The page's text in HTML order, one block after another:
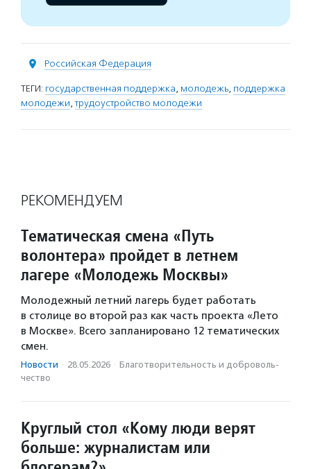
Российская Федерация
ТЕГИ: государственная поддержка, молодежь, поддержка
молодежи,трудоустройство молодежи
РЕКОМЕНДУЕМ
Тематическая смена «Путь
волонтера» пройдет в летнем
лагере «Молодежь Москвы»
Молодежный летний лагерь будет работать
в столице во второй раз как часть проекта «Лето
в Москве». Всего запланировано 12 тематических
смен.
Новости · 28.05.2026 · Благотвори­тель­ность и доброволь­
чест­во
Круглый стол «Кому люди верят
больше: журналистам или